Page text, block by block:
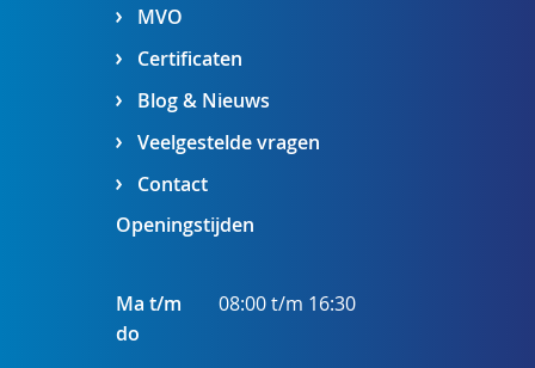
MVO
Certificaten
Blog & Nieuws
Veelgestelde vragen
Contact
Openingstijden
Ma t/m
do
08:00 t/m 16:30